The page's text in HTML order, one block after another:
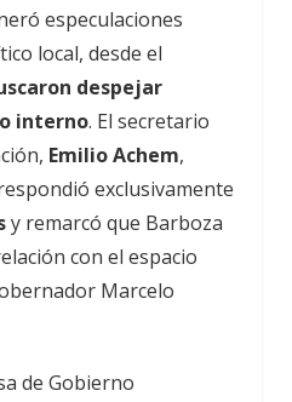
especulaciones
local, desde el
despejar
interno. El secretario
Emilio Achem,
exclusivamente
y remarcó que Barboza
con el espacio
Marcelo
de Gobierno